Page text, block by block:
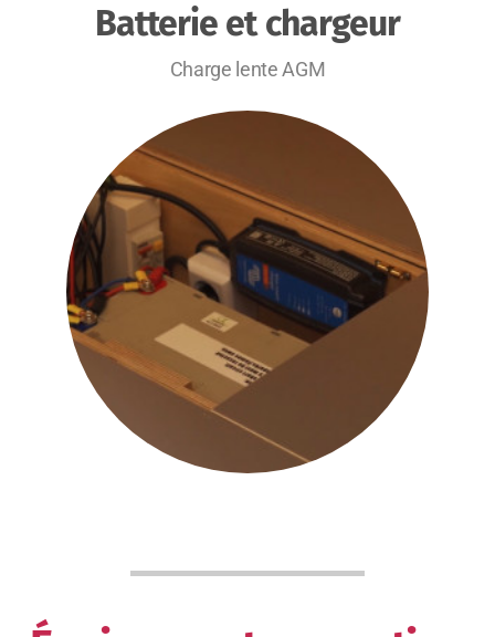
Batterie et chargeur
Charge lente AGM